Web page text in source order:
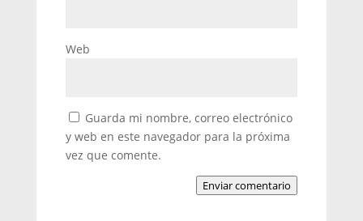
Web
Guarda mi nombre, correo electrónico
y web en este navegador para la próxima
vez que comente.
Enviar comentario